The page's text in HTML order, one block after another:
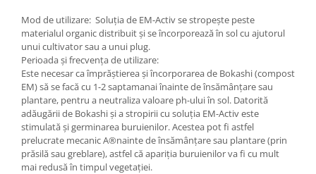
Mod de utilizare: Soluția de EM-Activ se stropește peste
materialul organic distribuit și se încorporează în sol cu ajutorul
unui cultivator sau a unui plug.
Perioada și frecvența de utilizare:
Este necesar ca împrăștierea și încorporarea de Bokashi (compost
EM) să se facă cu 1-2 saptamanai înainte de însămânțare sau
plantare, pentru a neutraliza valoare ph-ului în sol. Datorită
adăugării de Bokashi și a stropirii cu soluția EM-Activ este
stimulată și germinarea buruienilor. Acestea pot fi astfel
prelucrate mecanic A®nainte de însămânțare sau plantare (prin
prăsilă sau greblare), astfel că apariția buruienilor va fi cu mult
mai redusă în timpul vegetației.